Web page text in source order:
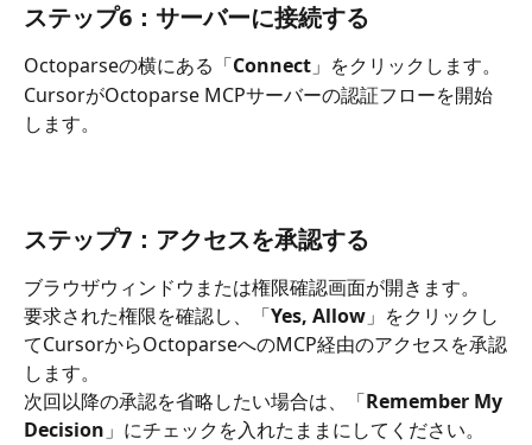
ステップ6：サーバーに接続する
Octoparseの横にある「Connect 」をクリックします。
CursorがOctoparse MCPサーバーの認証フローを開始
します。
ステップ7：アクセスを承認する
ブラウザウィンドウまたは権限確認画面が開きます。
要求された権限を確認し、「Yes, Allow 」をクリックし
てCursorからOctoparseへのMCP経由のアクセスを承認
します。
次回以降の承認を省略したい場合は、「Remember My
Decision 」にチェックを入れたままにしてください。